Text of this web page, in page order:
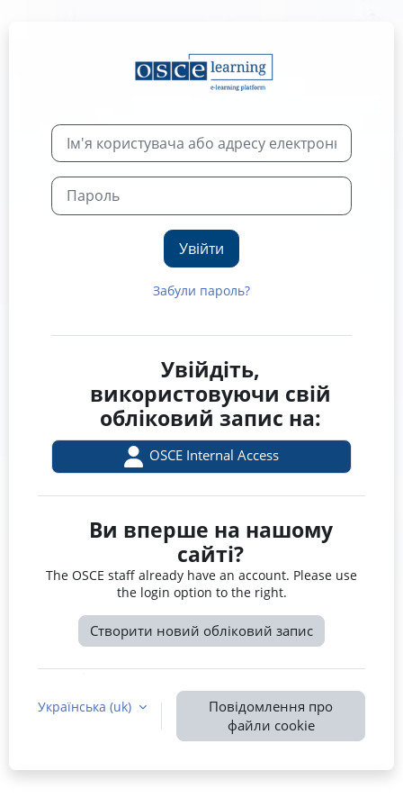
Увійти до
Пропустити створення нового екаунтуІм'я користувача або адресу
Увійти
Забули пароль?
Увійдіть,
використовуючи свій
обліковий запис на:
OSCE Internal Access
Ви вперше на нашому
сайті?
The OSCE staff already have an account. Please use
the login option to the right.
Створити новий обліковий запис
Українська ‎(uk)‎
Повідомлення про
файли cookie